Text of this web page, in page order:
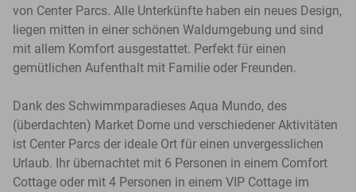
von Center Parcs. Alle Unterkünfte haben ein neues Design,
liegen mitten in einer schönen Waldumgebung und sind
mit allem Komfort ausgestattet. Perfekt für einen
gemütlichen Aufenthalt mit Familie oder Freunden.
Dank des Schwimmparadieses Aqua Mundo, des
(überdachten) Market Dome und verschiedener Aktivitäten
ist Center Parcs der ideale Ort für einen unvergesslichen
Urlaub. Ihr übernachtet mit 6 Personen in einem Comfort
Cottage oder mit 4 Personen in einem VIP Cottage im